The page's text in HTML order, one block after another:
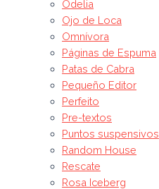
Odelia
Ojo de Loca
Omnívora
Páginas de Espuma
Patas de Cabra
Pequeño Editor
Perfeito
Pre-textos
Puntos suspensivos
Random House
Rescate
Rosa Iceberg